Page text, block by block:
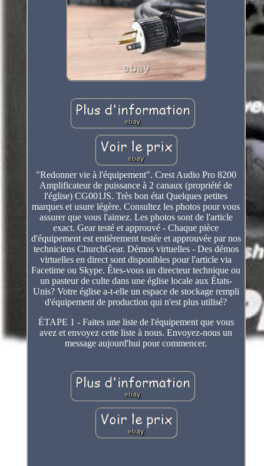
"Redonner vie à l'équipement". Crest Audio Pro 8200
Amplificateur de puissance à 2 canaux (propriété de
l'église) CG001JS. Très bon état Quelques petites
marques et usure légère. Consultez les photos pour vous
assurer que vous l'aimez. Les photos sont de l'article
exact. Gear testé et approuvé - Chaque pièce
d'équipement est entièrement testée et approuvée par nos
techniciens ChurchGear. Démos virtuelles - Des démos
virtuelles en direct sont disponibles pour l'article via
Facetime ou Skype. Êtes-vous un directeur technique ou
un pasteur de culte dans une église locale aux États-
Unis? Votre église a-t-elle un espace de stockage rempli
d'équipement de production qui n'est plus utilisé?
ÉTAPE 1 - Faites une liste de l'équipement que vous
avez et envoyez cette liste à nous. Envoyez-nous un
message aujourd'hui pour commencer.